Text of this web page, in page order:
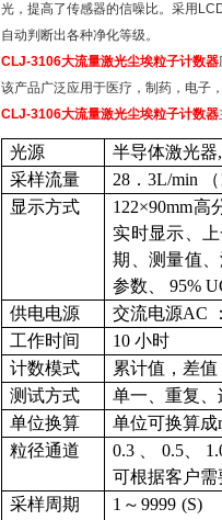
光，提高了传感器的信噪比。采用
自动判断出各种净化等级。
CLJ-3106大流量激光尘埃粒子计数器
该产品广泛应用于医疗，制药，电子
CLJ-3106大流量激光尘埃粒子计数器
光源
半导体激光器
采样流量
28．3L/min
显示方式
122×90mm
实时显示、
期、测量值
参数、 95%
供电电源
交流电源AC
工作时间
10 小时
计数模式
累计值，差
测试方式
单一、重复
单位换算
单位可换算成
粒径通道
0.3 、 0.5、
可根据客户需
采样周期
1～9999